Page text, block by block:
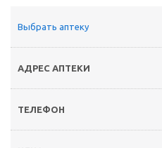
Выбрать аптеку